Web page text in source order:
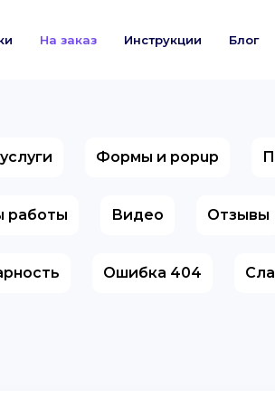
На заказ Инструкции Блог
Формы и popup
работы Видео Отзывы
Ошибка 404